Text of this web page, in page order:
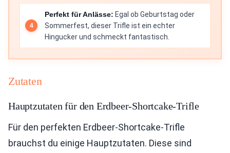
Perfekt für Anlässe: Egal ob Geburtstag oder
Sommerfest, dieser Trifle ist ein echter
Hingucker und schmeckt fantastisch.
Zutaten
Hauptzutaten für den Erdbeer-Shortcake-Trifle
Für den perfekten Erdbeer-Shortcake-Trifle
brauchst du einige Hauptzutaten. Diese sind